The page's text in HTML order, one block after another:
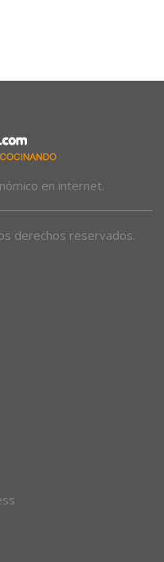
en internet.
derechos reservados.